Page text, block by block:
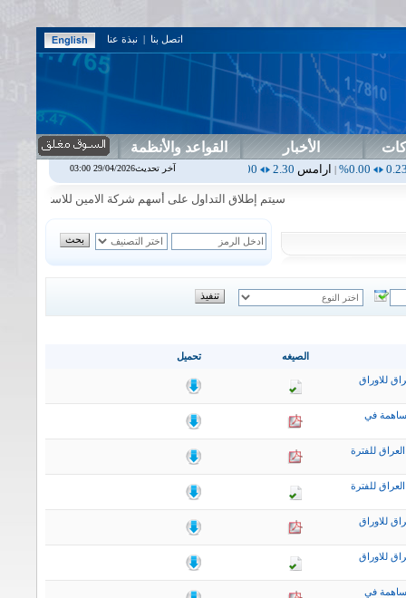
اتصل بنا | نبذة عنا
الأخبار القواعد والأنظمة
|ارامس2.30
0.00%
|اربيل |اس بنك0.00
0.00%
سيتم إطلاق التداول على أسهم شركة الامين للاستثمار المالي في
تحميل الصيغه
للاوراق
في
للفترة
للفترة
للاوراق
للاوراق
في